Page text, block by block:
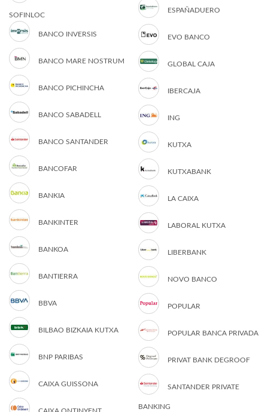
SOFINLOC
BANCO INVERSIS
BANCO MARE NOSTRUM
BANCO PICHINCHA
BANCO SABADELL
BANCO SANTANDER
BANCOFAR
BANKIA
BANKINTER
BANKOA
BANTIERRA
BBVA
BILBAO BIZKAIA KUTXA
BNP PARIBAS
CAIXA GUISSONA
ESPAÑADUERO
EVO BANCO
GLOBAL CAJA
IBERCAJA
ING
KUTXA
KUTXABANK
LA CAIXA
LABORAL KUTXA
LIBERBANK
NOVO BANCO
POPULAR
POPULAR BANCA PRIVADA
PRIVAT BANK DEGROOF
SANTANDER PRIVATE
BANKING